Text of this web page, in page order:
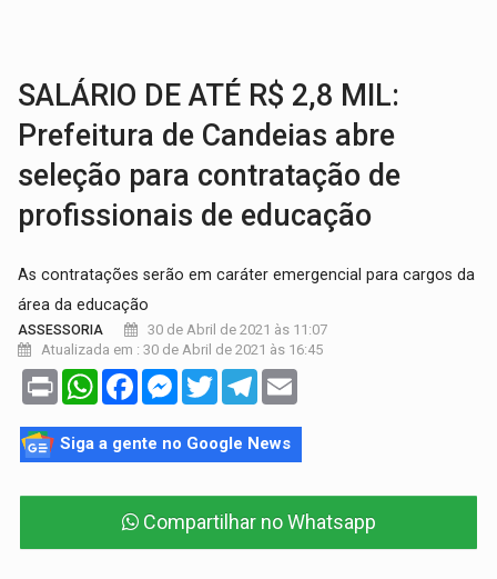
ASSESSOR FLAGRADO:
SALÁRIO DE ATÉ R$ 2,8 MIL:
Prefeitura de Candeias abre
seleção para contratação de
profissionais de educação
As contratações serão em caráter emergencial para cargos da
área da educação
ASSESSORIA
30 de Abril de 2021 às 11:07
Atualizada em : 30 de Abril de 2021 às 16:45
Print WhatsAppFacebookMessenger
TwitterTelegram
Siga a gente no Google News
Compartilhar no Whatsapp